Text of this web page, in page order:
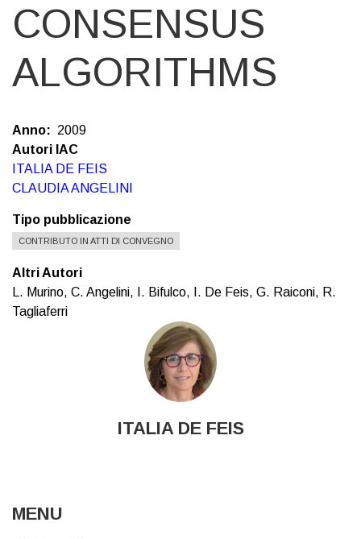
CONSENSUS
ALGORITHMS
Anno
2009
Autori IAC
ITALIA DE FEIS
CLAUDIA ANGELINI
Tipo pubblicazione
CONTRIBUTO IN ATTI DI CONVEGNO
Altri Autori
L. Murino, C. Angelini, I. Bifulco, I. De Feis, G. Raiconi, R.
Tagliaferri
ITALIA DE FEIS
MENU